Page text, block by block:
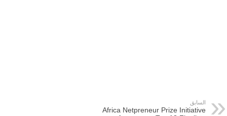
السابق
Africa Netpreneur Prize Initiative